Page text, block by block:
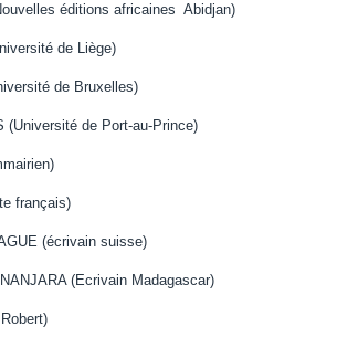
éditions africaines Abidjan)
de Liège)
de Bruxelles)
(Université de Port-au-Prince)
français)
(écrivain suisse)
(Ecrivain Madagascar)